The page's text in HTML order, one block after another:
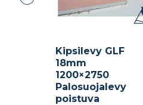
Kipsilevy GLF
18mm
1200×2750
Palosuojalevy
poistuva